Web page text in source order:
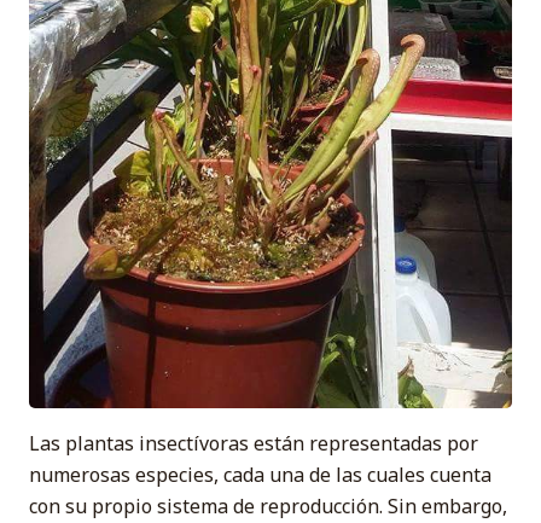
Las plantas insectívoras están representadas por
numerosas especies, cada una de las cuales cuenta
con su propio sistema de reproducción. Sin embargo,